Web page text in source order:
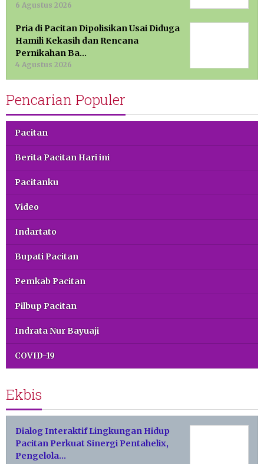
6 Agustus 2026
Pria di Pacitan Dipolisikan Usai Diduga
Hamili Kekasih dan Rencana
Pernikahan Ba…
4 Agustus 2026
Pencarian Populer
Pacitan
Berita Pacitan Hari ini
Pacitanku
Video
Indartato
Bupati Pacitan
Pemkab Pacitan
Pilbup Pacitan
Indrata Nur Bayuaji
COVID-19
Ekbis
Dialog Interaktif Lingkungan Hidup
Pacitan Perkuat Sinergi Pentahelix,
Pengelola…